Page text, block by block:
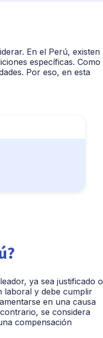
En el Perú, existen
específicas. Como
Por eso, en esta
ya sea justificado o
laboral y debe cumplir
en una causa
se considera
compensación